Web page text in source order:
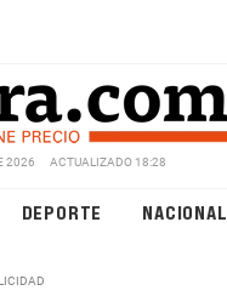
2026 ACTUALIZADO 18:28
DEPORTE NACIONAL